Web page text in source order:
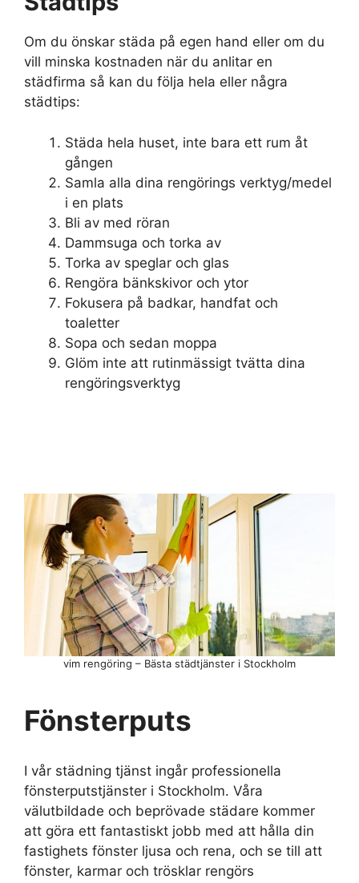
Om du önskar städa på egen hand eller om du
vill minska kostnaden när du anlitar en
städfirma så kan du följa hela eller några
städtips:
Städa hela huset, inte bara ett rum åt
gången
Samla alla dina rengörings verktyg/medel
i en plats
Bli av med röran
Dammsuga och torka av
Torka av speglar och glas
Rengöra bänkskivor och ytor
Fokusera på badkar, handfat och
toaletter
Sopa och sedan moppa
Glöm inte att rutinmässigt tvätta dina
rengöringsverktyg
vim rengöring – Bästa städtjänster i Stockholm
Fönsterputs
I vår städning tjänst ingår professionella
fönsterputstjänster i Stockholm. Våra
välutbildade och beprövade städare kommer
att göra ett fantastiskt jobb med att hålla din
fastighets fönster ljusa och rena, och se till att
fönster, karmar och trösklar rengörs